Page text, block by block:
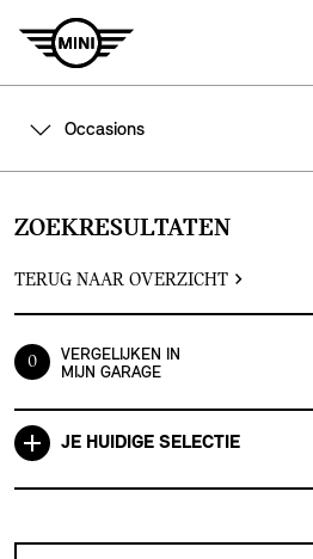
Occasions
ZOEKRESULTATEN
TERUG NAAR OVERZICHT
0
VERGELIJKEN IN
MIJN GARAGE
JE HUIDIGE SELECTIE